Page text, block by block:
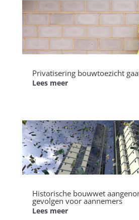
Privatisering bouwtoezicht
Lees meer
Historische bouwwet
gevolgen voor aannemers
Lees meer